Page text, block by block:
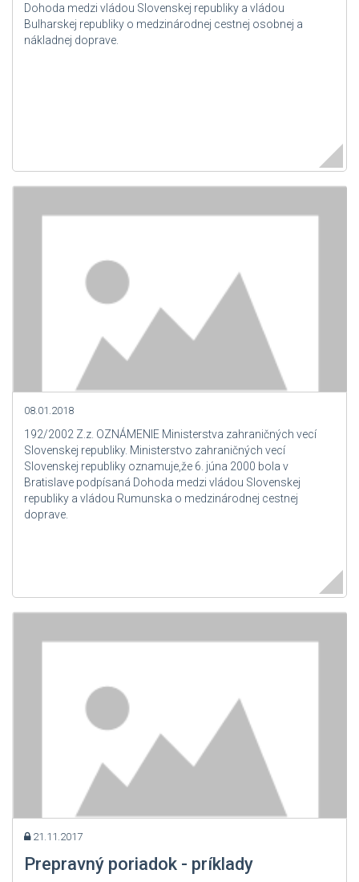
Dohoda medzi vládou Slovenskej republiky a vládou
Bulharskej republiky o medzinárodnej cestnej osobnej a
nákladnej doprave.
08.01.2018
192/2002 Z.z. OZNÁMENIE Ministerstva zahraničných vecí
Slovenskej republiky. Ministerstvo zahraničných vecí
Slovenskej republiky oznamuje,že 6. júna 2000 bola v
Bratislave podpísaná Dohoda medzi vládou Slovenskej
republiky a vládou Rumunska o medzinárodnej cestnej
doprave.
21.11.2017
Prepravný poriadok - príklady